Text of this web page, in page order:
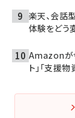
楽天、会話
体験をどう
Amazonが
ト」「支援